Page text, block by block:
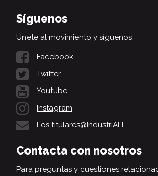
Síguenos
Únete al movimiento y síguenos:
Facebook
Twitter
Youtube
Instagram
Los titulares@IndustriALL
Contacta con nosotros
Para preguntas y cuestiones